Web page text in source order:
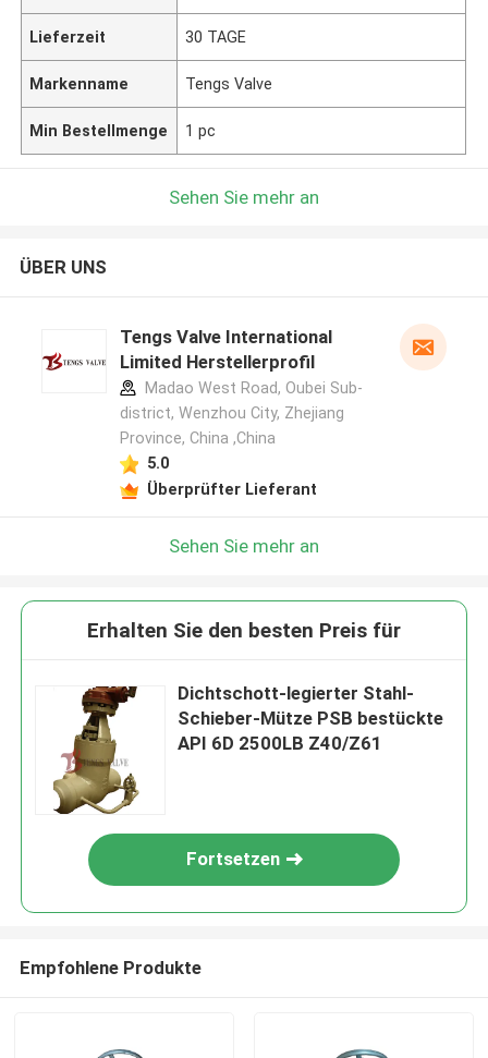
Lieferzeit 30 TAGE
Markenname Tengs Valve
Min Bestellmenge 1 pc
Sehen Sie mehr an
ÜBER UNS
Tengs Valve International
Limited Herstellerprofil
Madao West Road, Oubei Sub-
district, Wenzhou City, Zhejiang
Province, China ,China
5.0
Überprüfter Lieferant
Sehen Sie mehr an
Erhalten Sie den besten Preis für
Dichtschott-legierter Stahl-
Schieber-Mütze PSB bestückte
API 6D 2500LB Z40/Z61
Fortsetzen
Empfohlene Produkte